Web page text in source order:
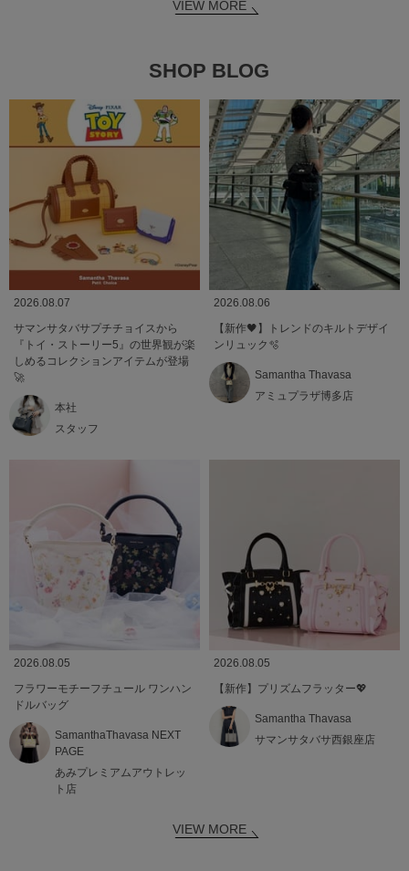
VIEW MORE
SHOP BLOG
2026.08.07
サマンサタバサプチチョイスから
『トイ・ストーリー5』の世界観が楽
しめるコレクションアイテムが登場
🚀
本社
スタッフ
2026.08.06
【新作🖤】トレンドのキルトデザイ
ンリュック🫧
Samantha Thavasa
アミュプラザ博多店
2026.08.05
フラワーモチーフチュール ワンハン
ドルバッグ
SamanthaThavasa NEXT
PAGE
あみプレミアムアウトレッ
ト店
2026.08.05
【新作】プリズムフラッター💖
Samantha Thavasa
サマンサタバサ西銀座店
VIEW MORE